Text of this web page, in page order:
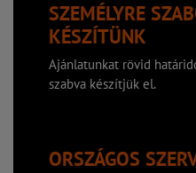
SZEMÉLYRE
KÉSZÍTÜNK
Ajánlatunkat rövid
szabva készítjük el.
ORSZÁGOS